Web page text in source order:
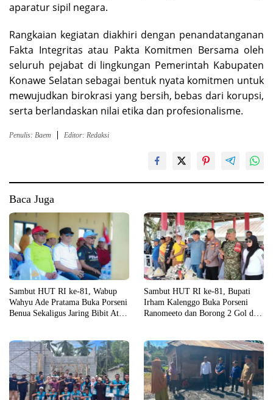
aparatur sipil negara.
Rangkaian kegiatan diakhiri dengan penandatanganan
Fakta Integritas atau Pakta Komitmen Bersama oleh
seluruh pejabat di lingkungan Pemerintah Kabupaten
Konawe Selatan sebagai bentuk nyata komitmen untuk
mewujudkan birokrasi yang bersih, bebas dari korupsi,
serta berlandaskan nilai etika dan profesionalisme.
Penulis: Baem Editor: Redaksi
Baca Juga
Sambut HUT RI ke-81, Wabup
Wahyu Ade Pratama Buka Porseni
Benua Sekaligus Jaring Bibit Atlet
Sambut HUT RI ke-81, Bupati
Irham Kalenggo Buka Porseni
Ranomeeto dan Borong 2 Gol di